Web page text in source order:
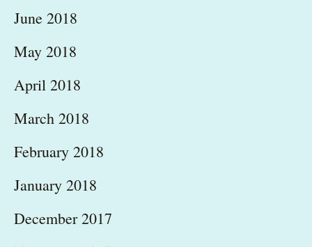
June 2018
May 2018
April 2018
March 2018
February 2018
January 2018
December 2017